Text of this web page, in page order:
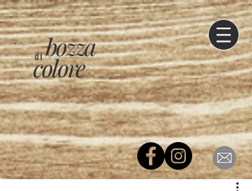
di
colore
bozza